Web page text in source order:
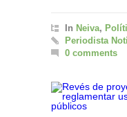
In Neiva,
Periodista
0 comments